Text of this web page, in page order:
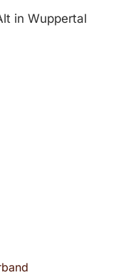
in Wuppertal